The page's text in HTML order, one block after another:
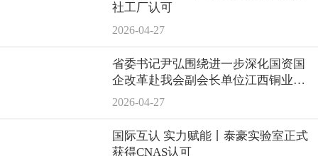
社工厂认可
2026-04-27
省委书记尹弘围绕进一步深化国资国
企改革赴我会副会长单位江西铜业集
团调研
2026-04-27
国际互认 实力赋能丨泰豪实验室正式
获得CNAS认可